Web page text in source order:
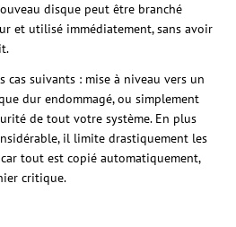
disque peut être branché
et utilisé immédiatement, sans avoir
cas suivants : mise à niveau vers un
dur endommagé, ou simplement
de tout votre système. En plus
il limite drastiquement les
car tout est copié automatiquement,
critique.